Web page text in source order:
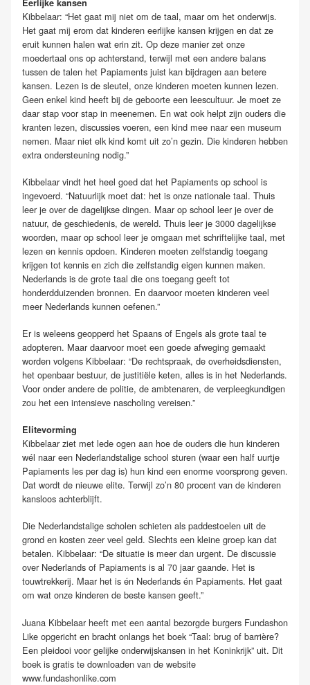
Kibbelaar: “Het gaat mij niet om de taal, maar om het onderwijs.
Het gaat mij erom dat kinderen eerlijke kansen krijgen en dat ze
eruit kunnen halen wat erin zit. Op deze manier zet onze
moedertaal ons op achterstand, terwijl met een andere balans
tussen de talen het Papiaments juist kan bijdragen aan betere
kansen. Lezen is de sleutel, onze kinderen moeten kunnen lezen.
Geen enkel kind heeft bij de geboorte een leescultuur. Je moet ze
daar stap voor stap in meenemen. En wat ook helpt zijn ouders die
kranten lezen, discussies voeren, een kind mee naar een museum
nemen. Maar niet elk kind komt uit zo’n gezin. Die kinderen hebben
extra ondersteuning nodig.”
Kibbelaar vindt het heel goed dat het Papiaments op school is
ingevoerd. “Natuurlijk moet dat: het is onze nationale taal. Thuis
leer je over de dagelijkse dingen. Maar op school leer je over de
natuur, de geschiedenis, de wereld. Thuis leer je 3000 dagelijkse
woorden, maar op school leer je omgaan met schriftelijke taal, met
lezen en kennis opdoen. Kinderen moeten zelfstandig toegang
krijgen tot kennis en zich die zelfstandig eigen kunnen maken.
Nederlands is de grote taal die ons toegang geeft tot
honderdduizenden bronnen. En daarvoor moeten kinderen veel
meer Nederlands kunnen oefenen.”
Er is weleens geopperd het Spaans of Engels als grote taal te
adopteren. Maar daarvoor moet een goede afweging gemaakt
worden volgens Kibbelaar: “De rechtspraak, de overheidsdiensten,
het openbaar bestuur, de justitiële keten, alles is in het Nederlands.
Voor onder andere de politie, de ambtenaren, de verpleegkundigen
zou het een intensieve nascholing vereisen.”
Elitevorming
Kibbelaar ziet met lede ogen aan hoe de ouders die hun kinderen
wél naar een Nederlandstalige school sturen (waar een half uurtje
Papiaments les per dag is) hun kind een enorme voorsprong geven.
Dat wordt de nieuwe elite. Terwijl zo’n 80 procent van de kinderen
kansloos achterblijft.
Die Nederlandstalige scholen schieten als paddestoelen uit de
grond en kosten zeer veel geld. Slechts een kleine groep kan dat
betalen. Kibbelaar: “De situatie is meer dan urgent. De discussie
over Nederlands of Papiaments is al 70 jaar gaande. Het is
touwtrekkerij. Maar het is én Nederlands én Papiaments. Het gaat
om wat onze kinderen de beste kansen geeft.”
Juana Kibbelaar heeft met een aantal bezorgde burgers Fundashon
Like opgericht en bracht onlangs het boek “Taal: brug of barrière?
Een pleidooi voor gelijke onderwijskansen in het Koninkrijk” uit. Dit
boek is gratis te downloaden van de website
www.fundashonlike.com